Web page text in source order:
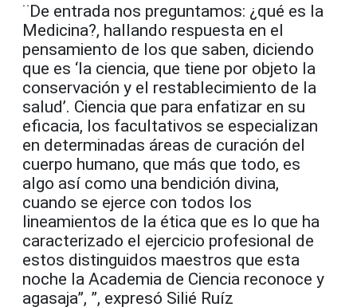
¨De entrada nos preguntamos: ¿qué es la
Medicina?, hallando respuesta en el
pensamiento de los que saben, diciendo
que es ‘la ciencia, que tiene por objeto la
conservación y el restablecimiento de la
salud’. Ciencia que para enfatizar en su
eficacia, los facultativos se especializan
en determinadas áreas de curación del
cuerpo humano, que más que todo, es
algo así como una bendición divina,
cuando se ejerce con todos los
lineamientos de la ética que es lo que ha
caracterizado el ejercicio profesional de
estos distinguidos maestros que esta
noche la Academia de Ciencia reconoce y
agasaja”, ”, expresó Silié Ruíz